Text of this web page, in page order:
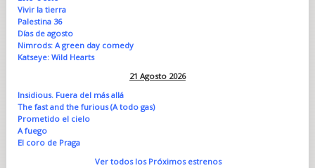
Vivir la tierra
Palestina 36
Días de agosto
Nimrods: A green day comedy
Katseye: Wild Hearts
21 Agosto 2026
Insidious. Fuera del más allá
The fast and the furious (A todo gas)
Prometido el cielo
A fuego
El coro de Praga
Ver todos los Próximos estrenos